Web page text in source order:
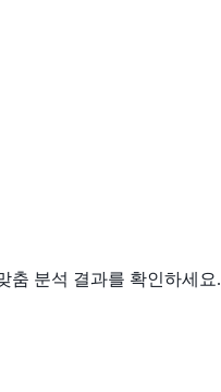
춤 분석 결과를 확인하세요.